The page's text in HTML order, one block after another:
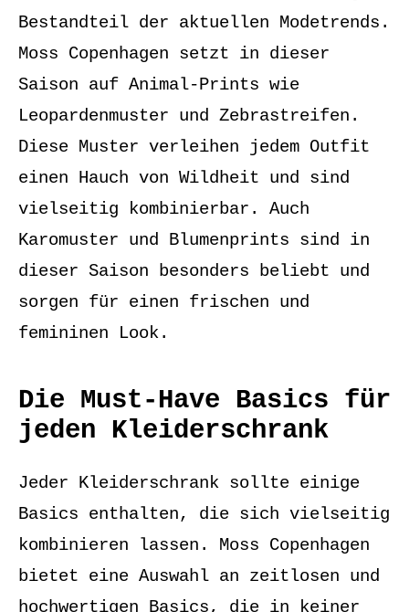
Bestandteil der aktuellen Modetrends.
Moss Copenhagen setzt in dieser
Saison auf Animal-Prints wie
Leopardenmuster und Zebrastreifen.
Diese Muster verleihen jedem Outfit
einen Hauch von Wildheit und sind
vielseitig kombinierbar. Auch
Karomuster und Blumenprints sind in
dieser Saison besonders beliebt und
sorgen für einen frischen und
femininen Look.
Die Must-Have Basics für
jeden Kleiderschrank
Jeder Kleiderschrank sollte einige
Basics enthalten, die sich vielseitig
kombinieren lassen. Moss Copenhagen
bietet eine Auswahl an zeitlosen und
hochwertigen Basics, die in keiner